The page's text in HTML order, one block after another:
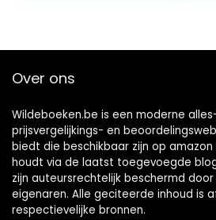
Over ons
Wildeboeken.be is een moderne
prijsvergelijkings- en
biedt die beschikbaar zijn op
houdt via de laatst toegevoegde
zijn auteursrechtelijk beschermd
eigenaren. Alle geciteerde inhoud is
respectievelijke bronnen.